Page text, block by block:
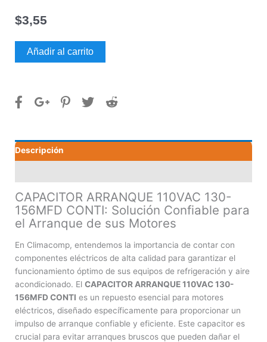
$3,55
CAPACITOR
ARRANQUE
156MFD
Añadir al carrito
Descripción
CAPACITOR ARRANQUE 110VAC 130-
156MFD CONTI: Solución Confiable para
el Arranque de sus Motores
En Climacomp, entendemos la importancia de contar con
componentes eléctricos de alta calidad para garantizar el
funcionamiento óptimo de sus equipos de refrigeración y aire
acondicionado. El CAPACITOR ARRANQUE 110VAC 130-
156MFD CONTI es un repuesto esencial para motores
eléctricos, diseñado específicamente para proporcionar un
impulso de arranque confiable y eficiente. Este capacitor es
crucial para evitar arranques bruscos que pueden dañar el